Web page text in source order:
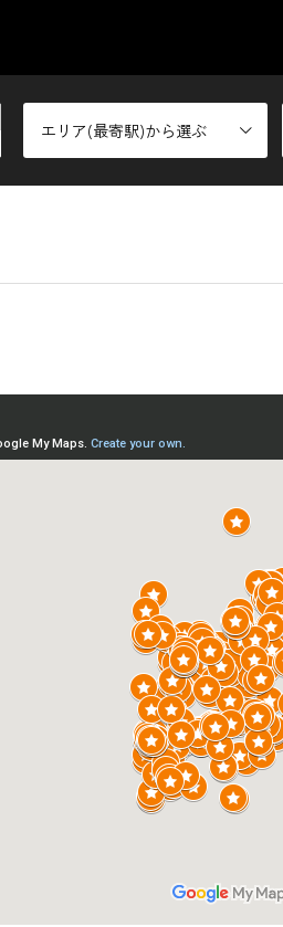
エリア(最寄駅)から選ぶ